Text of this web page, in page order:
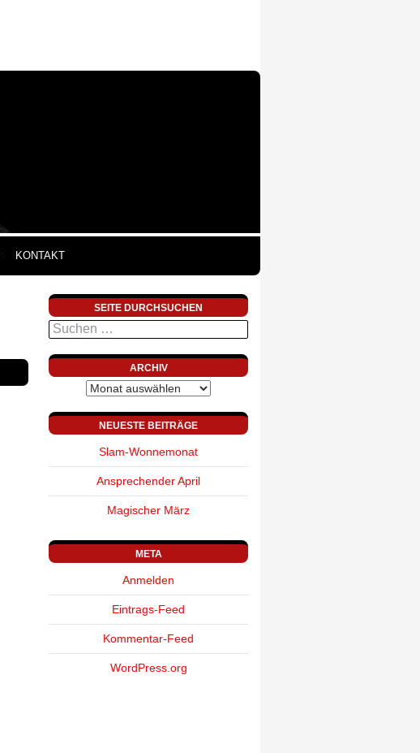
KONTAKT
SEITE DURCHSUCHEN
Suchen
nach:
ARCHIV
Archiv
NEUESTE BEITRÄGE
Slam-Wonnemonat
Ansprechender April
Magischer März
META
Anmelden
Eintrags-Feed
Kommentar-Feed
WordPress.org